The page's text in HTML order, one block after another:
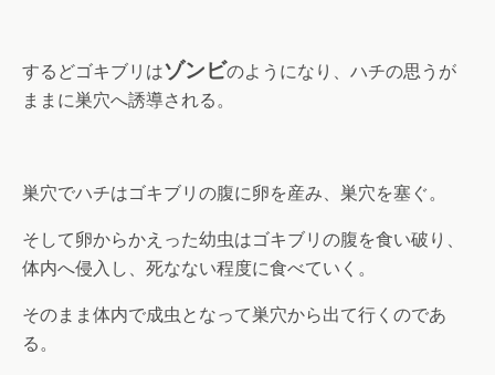
するどゴキブリはゾンビのようになり、ハチの思うが
ままに巣穴へ誘導される。
巣穴でハチはゴキブリの腹に卵を産み、巣穴を塞ぐ。
そして卵からかえった幼虫はゴキブリの腹を食い破り、
体内へ侵入し、死なない程度に食べていく。
そのまま体内で成虫となって巣穴から出て行くのであ
る。